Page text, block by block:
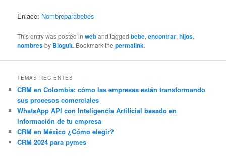
Enlace: Nombreparabebes
This entry was posted inweband taggedbebe,encontrar,hijos,
nombresby Bloguit. Bookmark thepermalink.
TEMAS RECIENTES
CRM en Colombia: cómo las empresas están transformando
sus procesos comerciales
WhatsApp API con Inteligencia Artificial basado en
información de tu empresa
CRM en México ¿Cómo elegir?
CRM 2024 para pymes